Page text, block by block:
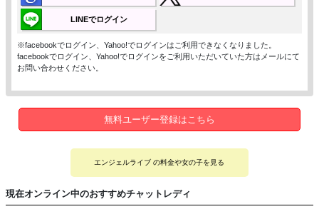
LINEでログイン
※facebookでログイン、Yahoo!でログインはご利用できなくなりました。
facebookでログイン、Yahoo!でログインをご利用いただいていた方はメールにて
お問い合わせください。
無料ユーザー登録はこちら
エンジェルライブ の料金や女の子を見る
現在オンライン中のおすすめチャットレディ